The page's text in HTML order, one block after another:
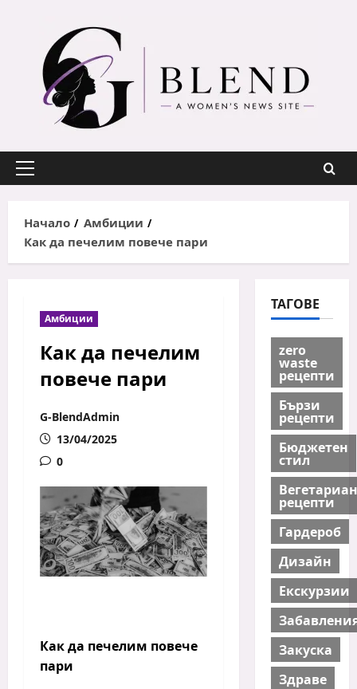
content
Primary
Начало
Амбиции
Как да печелим повече пари
Амбиции
Как да печелим
повече пари
G-BlendAdmin
13/04/2025
0
Как да печелим повече
пари
ТАГОВЕ
zero
waste
рецепти
Бързи
рецепти
Бюджетен
стил
рецепти
Гардероб
Дизайн
Екскурзии
Закуска
Здраве